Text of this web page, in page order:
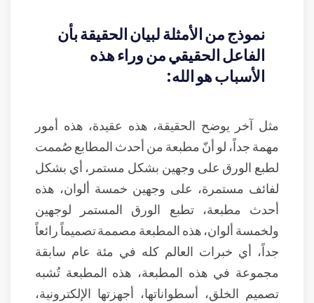
نموذج من الأمثلة لبيان الحقيقة بأن
الفاعل الحقيقي من وراء هذه
الأسباب هو الله:
مثل آخر يوضح الحقيقة، هذه عقيدة، هذه أمور
مهمة جداً، لو أنّ مطبعة من أحدث المطابع صُممت
لطبع الورق على وجهين بشكل مستمر، أي بشكل
لفائف مستمرة، على وجهين خمسة ألوان، هذه
أحدث مطبعة، تطبع الورق المستمر لوجهين
ولخمسة ألوان، هذه المطبعة مصممة تصميماً رائعاً
جداً، أي خبرات العالم كله في مئة عام سابقة
مجموعة في هذه المطبعة، هذه المطبعة تُشبه
تصميم الخلق، أسطواناتها، أجهزتها الإلكترونية،